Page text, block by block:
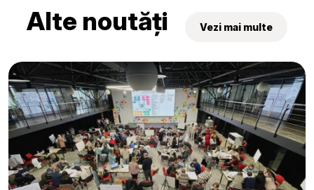
Alte noutăți Vezi mai multe